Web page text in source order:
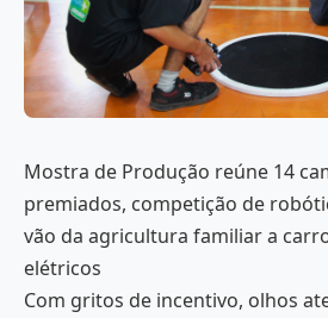
Mostra de Produção reúne 14
premiados, competição de
vão da agricultura familiar a
elétricos
Com gritos de incentivo, olhos